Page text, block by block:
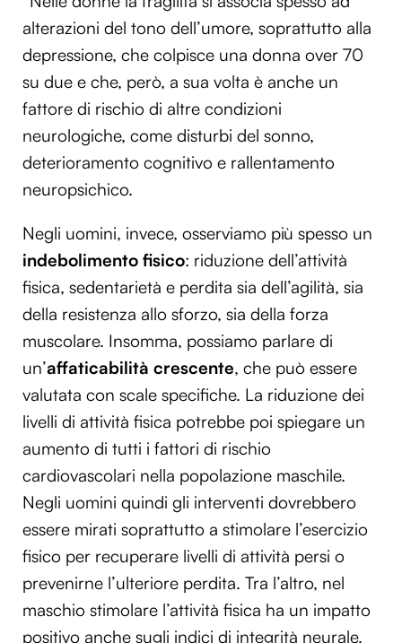
alterazioni del tono dell’umore, soprattutto alla
depressione, che colpisce una donna over 70
su due e che, però, a sua volta è anche un
fattore di rischio di altre condizioni
neurologiche, come disturbi del sonno,
deterioramento cognitivo e rallentamento
neuropsichico.
Negli uomini, invece, osserviamo più spesso un
indebolimento fisico: riduzione dell’attività
fisica, sedentarietà e perdita sia dell’agilità, sia
della resistenza allo sforzo, sia della forza
muscolare. Insomma, possiamo parlare di
un’affaticabilità crescente, che può essere
valutata con scale specifiche. La riduzione dei
livelli di attività fisica potrebbe poi spiegare un
aumento di tutti i fattori di rischio
cardiovascolari nella popolazione maschile.
Negli uomini quindi gli interventi dovrebbero
essere mirati soprattutto a stimolare l’esercizio
fisico per recuperare livelli di attività persi o
prevenirne l’ulteriore perdita. Tra l’altro, nel
maschio stimolare l’attività fisica ha un impatto
positivo anche sugli indici di integrità neurale.